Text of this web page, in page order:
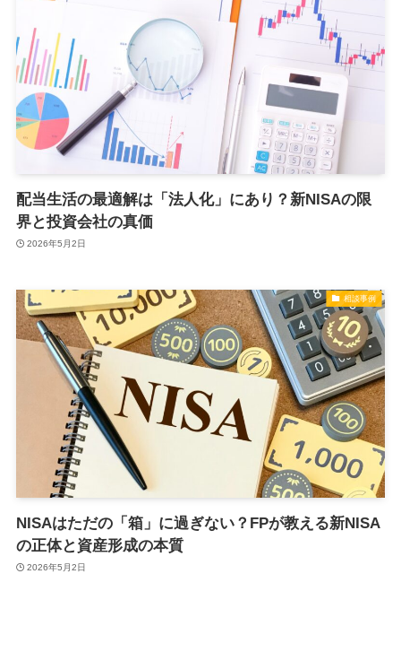
配当生活の最適解は「法人化」にあり？新NISAの限
界と投資会社の真価
2026年5月2日
相談事例
NISAはただの「箱」に過ぎない？FPが教える新NISA
の正体と資産形成の本質
2026年5月2日